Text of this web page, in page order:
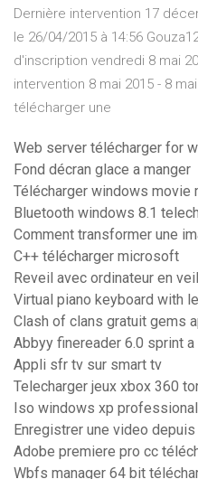
Dernière intervention 17
le 26/04/2015 à 14:56
d'inscription vendredi 8 mai
intervention 8 mai 2015 - 8
télécharger une
Web server télécharger for
Fond décran glace a manger
Télécharger windows movie
Bluetooth windows 8.1
Comment transformer une
C++ télécharger microsoft
Reveil avec ordinateur en
Virtual piano keyboard with
Clash of clans gratuit gems
Abbyy finereader 6.0 sprint
Appli sfr tv sur smart tv
Telecharger jeux xbox 360
Iso windows xp
Enregistrer une video
Adobe premiere pro cc
Wbfs manager 64 bit